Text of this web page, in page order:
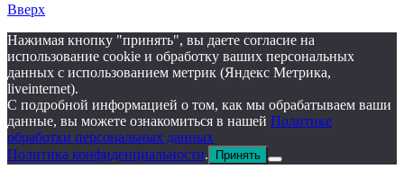
Вверх
Нажимая кнопку "принять", вы даете согласие на
использование cookie и обработку ваших персональных
данных с использованием метрик (Яндекс Метрика,
liveinternet).
С подробной информацией о том, как мы обрабатываем ваши
данные, вы можете ознакомиться в нашей Политике
обработки персональных данных
Политика конфиденциальности. Принять